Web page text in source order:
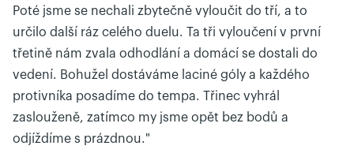
Poté jsme se nechali zbytečně vyloučit do tří, a to
určilo další ráz celého duelu. Ta tři vyloučení v první
třetině nám zvala odhodlání a domácí se dostali do
vedení. Bohužel dostáváme laciné góly a každého
protivníka posadíme do tempa. Třinec vyhrál
zaslouženě, zatímco my jsme opět bez bodů a
odjíždíme s prázdnou."